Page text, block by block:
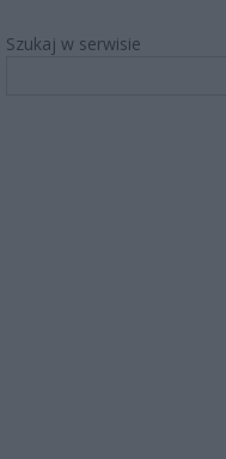
Szukaj w serwisie